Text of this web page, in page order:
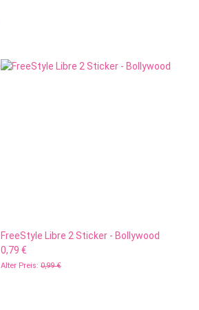
FreeStyle Libre 2 Sticker - Bollywood
0,79 €
Alter Preis: 0,99 €